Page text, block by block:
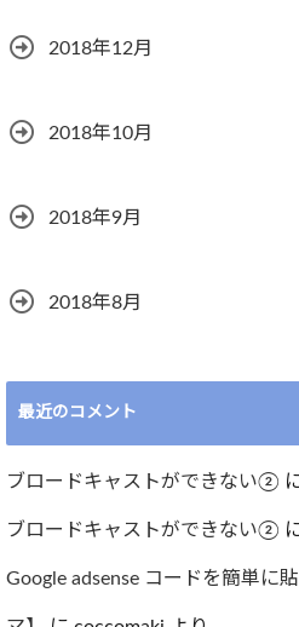
2018年12月
2018年10月
2018年9月
2018年8月
最近のコメント
ブロードキャストができない②
ブロードキャストができない②
Google adsense コードを簡単に